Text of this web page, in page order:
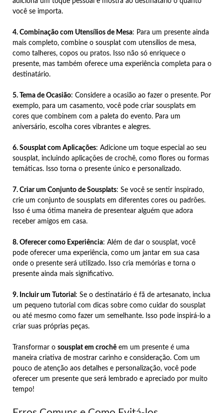
você se importa.
4. Combinação com Utensílios de Mesa: Para um presente ainda
mais completo, combine o sousplat com utensílios de mesa,
como talheres, copos ou pratos. Isso não só enriquece o
presente, mas também oferece uma experiência completa para o
destinatário.
5. Tema de Ocasião: Considere a ocasião ao fazer o presente. Por
exemplo, para um casamento, você pode criar sousplats em
cores que combinem com a paleta do evento. Para um
aniversário, escolha cores vibrantes e alegres.
6. Sousplat com Aplicações: Adicione um toque especial ao seu
sousplat, incluindo aplicações de crochê, como flores ou formas
temáticas. Isso torna o presente único e personalizado.
7. Criar um Conjunto de Sousplats: Se você se sentir inspirado,
crie um conjunto de sousplats em diferentes cores ou padrões.
Isso é uma ótima maneira de presentear alguém que adora
receber amigos em casa.
8. Oferecer como Experiência: Além de dar o sousplat, você
pode oferecer uma experiência, como um jantar em sua casa
onde o presente será utilizado. Isso cria memórias e torna o
presente ainda mais significativo.
9. Incluir um Tutorial : Se o destinatário é fã de artesanato, inclua
um pequeno tutorial com dicas sobre como cuidar do sousplat
ou até mesmo como fazer um semelhante. Isso pode inspirá-lo a
criar suas próprias peças.
Transformar o sousplat em crochê em um presente é uma
maneira criativa de mostrar carinho e consideração. Com um
pouco de atenção aos detalhes e personalização, você pode
oferecer um presente que será lembrado e apreciado por muito
tempo!